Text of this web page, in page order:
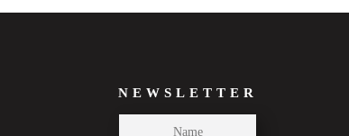
NEWSLETTER